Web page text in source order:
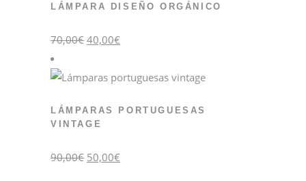
LÁMPARA DISEÑO ORGÁNICO
70,00€ El
precio
70,00€.
40,00€precio
40,00€.
LÁMPARAS PORTUGUESAS
VINTAGE
90,00€ El
precio
50,00€precio